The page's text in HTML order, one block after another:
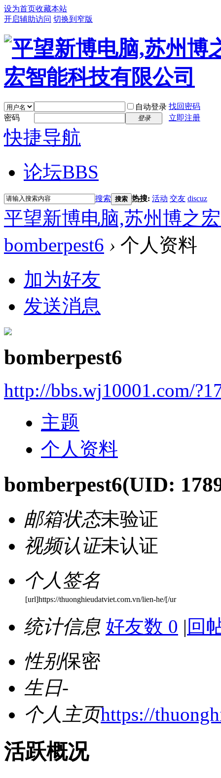
设为首页收藏本站
开启辅助访问 切换到窄版
自动登录 找回密码
密码
登录 立即注册
快捷导航
论坛BBS
搜索 搜索 热搜: 活动 交友 discuz
平望新博电脑,苏州博之
bomberpest6 › 个人资料
加为好友
发送消息
bomberpest6
http://bbs.wj10001.com/
主题
个人资料
bomberpest6(UID:
邮箱状态未验证
视频认证未认证
个人签名
[url]https://thuonghieudatviet.com.vn/lien-he/[/ur
统计信息 好友数 0 | 回
性别保密
生日-
个人主页https://
活跃概况